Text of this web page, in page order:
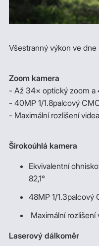
Všestranný výkon ve dne
Zoom kamera
- Až 34× optický zoom a
- 40MP 1/1.8palcový
- Maximální rozlišení
Širokoúhlá kamera
Ekvivalentní
82,1°
48MP 1/1.3palcový
Maximální
Laserový dálkoměr